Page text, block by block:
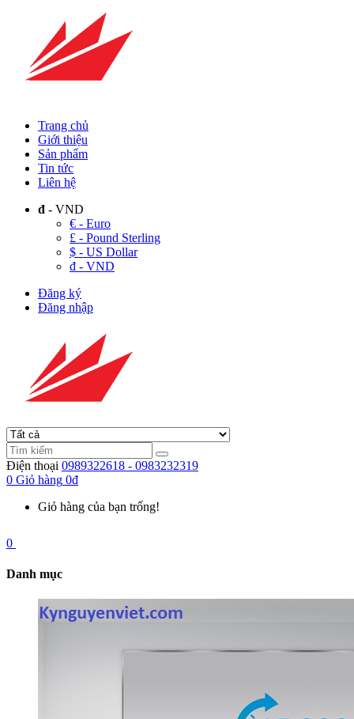
Trang chủ
Giới thiệu
Sản phẩm
Tin tức
Liên hệ
đ - VND
€ - Euro
£ - Pound Sterling
$ - US Dollar
đ - VND
Đăng ký
Đăng nhập
Điện thoại 0989322618 - 0983232319
0 Giỏ hàng 0đ
Giỏ hàng của bạn trống!
0
Danh mục